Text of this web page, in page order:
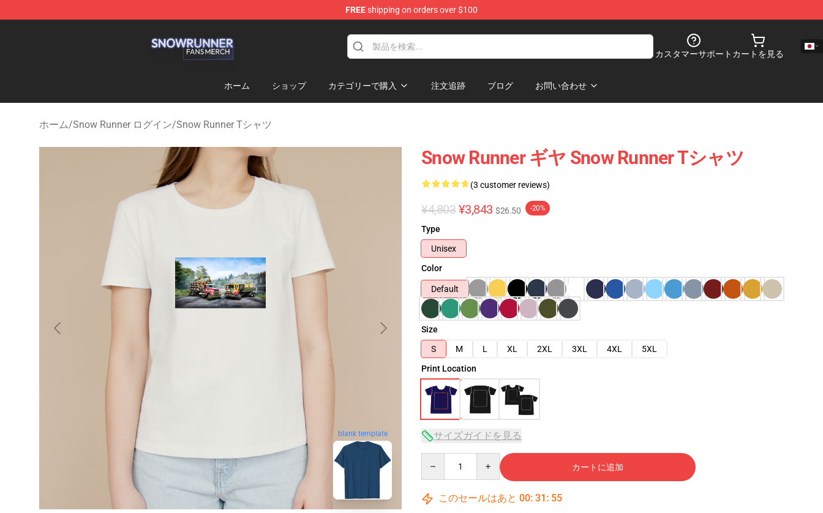
FREEshipping on orders over $100
カスタマーサポート カートを見る
ホーム ショップ カテゴリーで購入 注文追跡 ブログ お問い合わせ
ホーム/Snow Runner ログイン/Snow Runner Tシャツ
blank template
Snow Runner ギヤ Snow Runner Tシャツ
(3 customer reviews)
¥4,803 ¥3,843 $26.50 -20%
Type
Unisex
Color
Default
Size
S
M L XL 2XL 3XL 4XL
5XL
Print Location
サイズガイドを見る
カートに追加
このセールはあと 00: 31 : 54